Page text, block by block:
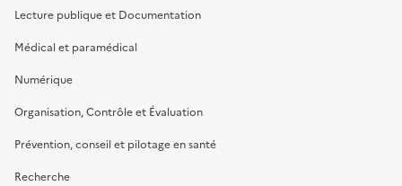
Lecture publique et Documentation
Médical et paramédical
Numérique
Organisation, Contrôle et Évaluation
Prévention, conseil et pilotage en santé
Recherche